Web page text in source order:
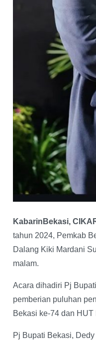
KabarinBekasi,
tahun 2024, Pemkab
Dalang Kiki Mardani
malam.
Acara dihadiri Pj
pemberian puluhan
Bekasi ke-74 dan HUT
Pj Bupati Bekasi,